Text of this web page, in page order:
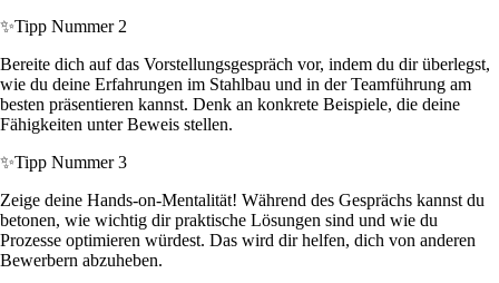
✨Tipp Nummer 2
Bereite dich auf das Vorstellungsgespräch vor, indem du dir überlegst,
wie du deine Erfahrungen im Stahlbau und in der Teamführung am
besten präsentieren kannst. Denk an konkrete Beispiele, die deine
Fähigkeiten unter Beweis stellen.
✨Tipp Nummer 3
Zeige deine Hands-on-Mentalität! Während des Gesprächs kannst du
betonen, wie wichtig dir praktische Lösungen sind und wie du
Prozesse optimieren würdest. Das wird dir helfen, dich von anderen
Bewerbern abzuheben.